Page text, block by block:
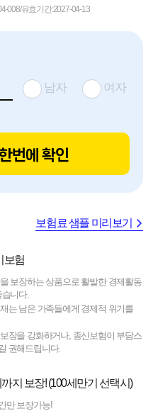
008/유효기간:2027-04-13
남자 여자
번에 확인
보험료 샘플 미리보기
보험
보장하는 상품으로 활발한 경제활동
니다.
는 남은 가족들에게 경제적 위기를
장을 강화하거나, 종신보험이 부담스
권해드립니다.
지 보장! (100세만기 선택시)
만 보장가능!